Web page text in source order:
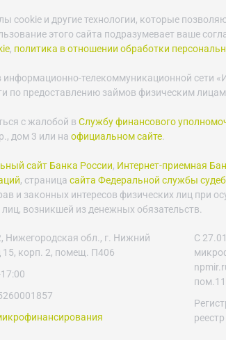
cookie и другие технологии, которые
этого сайта подразумевает ваше
, политика в отношении обработки
информационно-телекоммуникационной сети
по предоставлению займов физическим
с жалобой в Службу финансового
дом 3 или на официальном сайте
сайт Банка России, Интернет-приемная
, страница сайта Федеральной службы
и законных интересов физических лиц при
возникшей из денежных обязательств.
Нижегородская обл., г. Нижний
15, корп. 2, помещ. П406
С
пом.11